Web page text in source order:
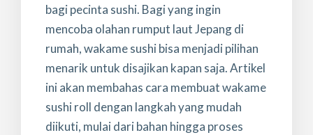
bagi pecinta sushi. Bagi yang ingin
mencoba olahan rumput laut Jepang di
rumah, wakame sushi bisa menjadi pilihan
menarik untuk disajikan kapan saja. Artikel
ini akan membahas cara membuat wakame
sushi roll dengan langkah yang mudah
diikuti, mulai dari bahan hingga proses